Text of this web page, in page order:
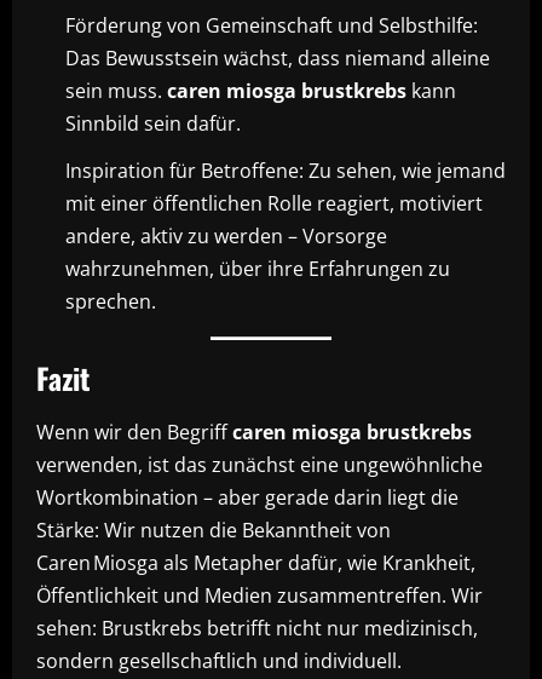
Förderung von Gemeinschaft und Selbsthilfe:
Das Bewusstsein wächst, dass niemand alleine
sein muss. caren miosga brustkrebs kann
Sinnbild sein dafür.
Inspiration für Betroffene: Zu sehen, wie jemand
mit einer öffentlichen Rolle reagiert, motiviert
andere, aktiv zu werden – Vorsorge
wahrzunehmen, über ihre Erfahrungen zu
sprechen.
Fazit
Wenn wir den Begriffcaren miosga brustkrebs
verwenden, ist das zunächst eine ungewöhnliche
Wortkombination – aber gerade darin liegt die
Stärke: Wir nutzen die Bekanntheit von
Caren Miosga als Metapher dafür, wie Krankheit,
Öffentlichkeit und Medien zusammentreffen. Wir
sehen: Brustkrebs betrifft nicht nur medizinisch,
sondern gesellschaftlich und individuell.